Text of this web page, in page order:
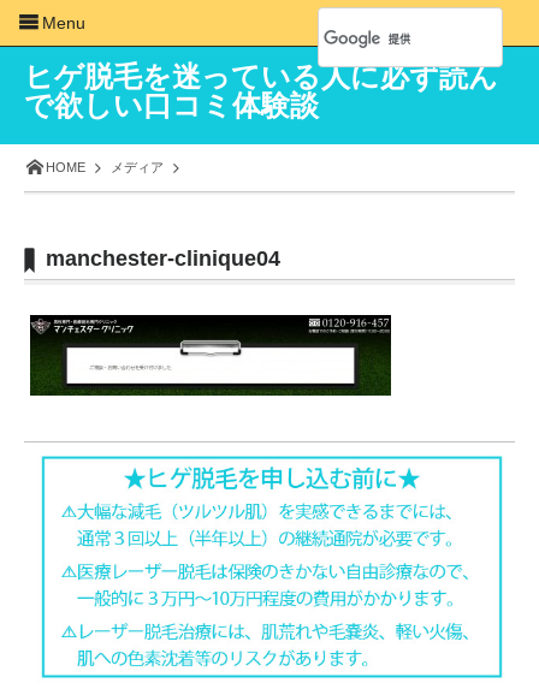
ヒゲ脱毛を迷っている人に必ず読ん
で欲しい口コミ体験談
HOME メディア
manchester-clinique04
Menu